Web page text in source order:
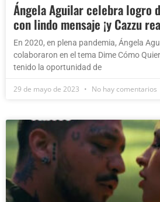
Ángela Aguilar celebra logro
con lindo mensaje ¡y Cazzu
En 2020, en plena pandemia, Ángela
colaboraron en el tema Dime Cómo
tenido la oportunidad de
29 de mayo de 2023 No hay comentarios